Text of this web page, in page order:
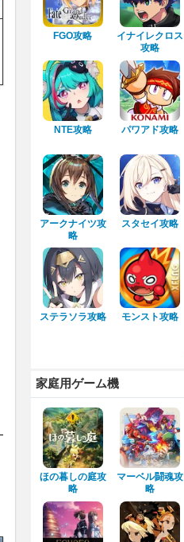
FGO攻略
イナイレクロス
攻略
NTE攻略 パワアド攻略
アークナイツ攻
略
スタセイ攻略
ステラソラ攻略 モンスト攻略
家庭用ゲーム機
ほの暮しの庭攻
略
マーベル闘魂攻
略